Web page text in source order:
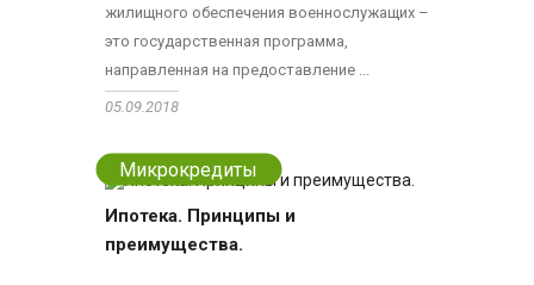
жилищного обеспечения военнослужащих –
это государственная программа,
направленная на предоставление ...
05.09.2018
Микрокредиты
Ипотека. Принципы и
преимущества.